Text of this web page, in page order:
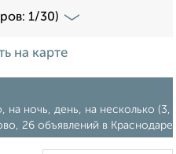
1/30)
на карте
на ночь, день, на несколько (3,
26 объявлений в Краснодаре